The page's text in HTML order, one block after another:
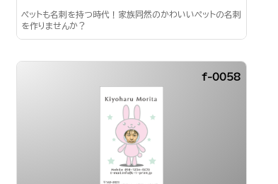
ペットも名刺を持つ時代！家族同然のかわいいペットの名刺
を作りませんか？
f-0058